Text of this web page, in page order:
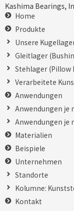
Kashima Bearings,
Home
Produkte
Unsere
Gleitlager
Stehlager (Pillow
Verarbeitete
Anwendungen
Anwendungen je
Anwendungen je
Materialien
Beispiele
Unternehmen
Standorte
Kolumne:
Kontakt